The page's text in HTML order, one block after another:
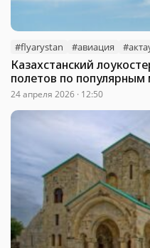
#flyarystan #авиация
Казахстанский
полетов по
24 апреля 2026 · 12:50